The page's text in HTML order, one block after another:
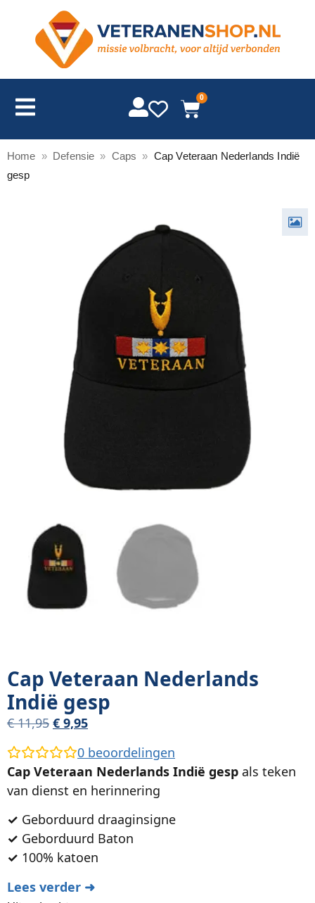
0
Home » Defensie » Caps » Cap Veteraan Nederlands Indië
gesp
Cap Veteraan Nederlands
Indië gesp
€11,95 € 9,95
0 beoordelingen
Cap Veteraan Nederlands Indië gesp als teken
van dienst en herinnering
✓ Geborduurd draaginsigne
✓ Geborduurd Baton
✓ 100% katoen
Lees verder ➜